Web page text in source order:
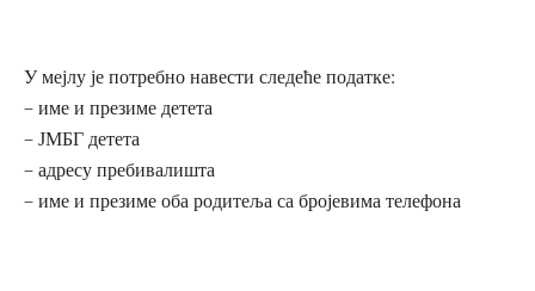
У мејлу је потребно навести следеће податке:
– име и презиме детета
– ЈМБГ детета
– адресу пребивалишта
– име и презиме оба родитеља са бројевима телефона